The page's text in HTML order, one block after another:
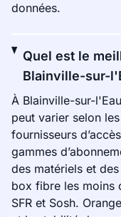
données.
Quel est le
Blainville-sur-
À Blainville-sur-
peut varier selon
fournisseurs
gammes
des matériels et
box fibre les moins
SFR et Sosh.